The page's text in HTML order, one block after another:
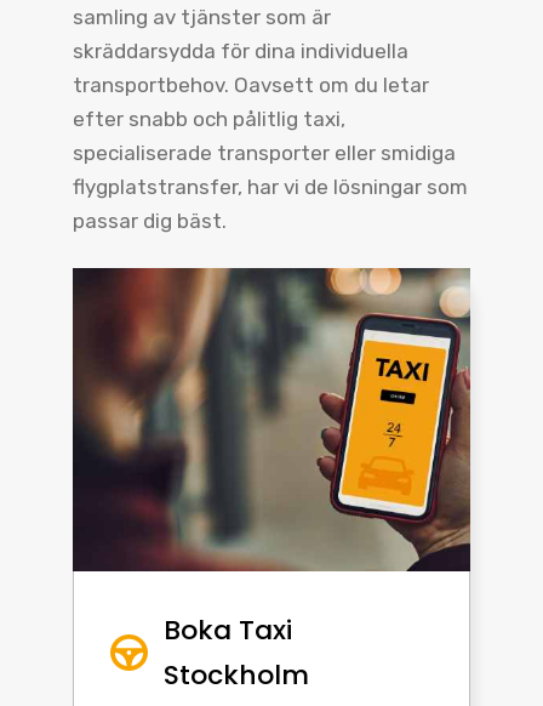
samling av tjänster som är
skräddarsydda för dina individuella
transportbehov. Oavsett om du letar
efter snabb och pålitlig taxi,
specialiserade transporter eller smidiga
flygplatstransfer, har vi de lösningar som
passar dig bäst.
Boka Taxi
Stockholm